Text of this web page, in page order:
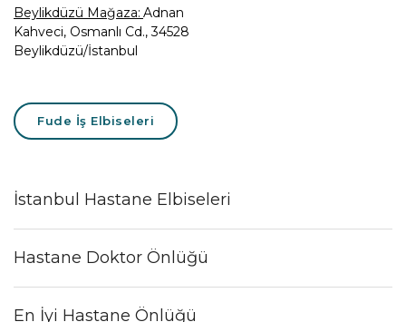
Beylikdüzü Mağaza: Adnan
Kahveci, Osmanlı Cd., 34528
Beylikdüzü/İstanbul
Fude İş Elbiseleri
İstanbul Hastane Elbiseleri
Hastane Doktor Önlüğü
En İyi Hastane Önlüğü